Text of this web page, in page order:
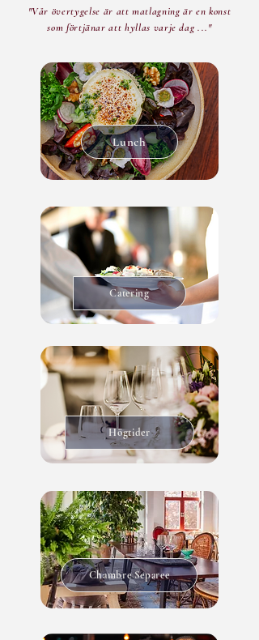
"Vår övertygelse är att matlagning är en konst
som förtjänar att hyllas varje dag ..."
Lunch
Catering
Högtider
Chambre Separee